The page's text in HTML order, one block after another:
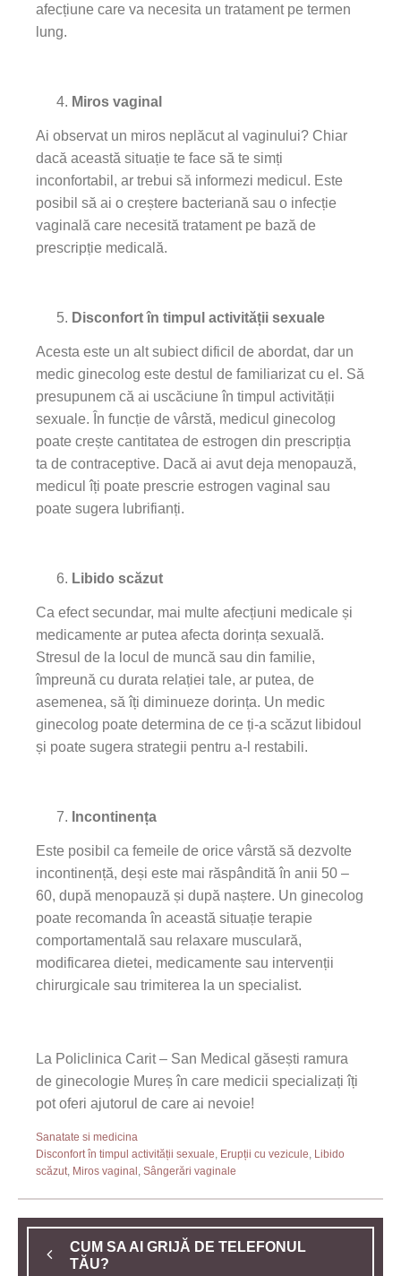
afecțiune care va necesita un tratament pe termen
lung.
Miros vaginal
Ai observat un miros neplăcut al vaginului? Chiar
dacă această situație te face să te simți
inconfortabil, ar trebui să informezi medicul. Este
posibil să ai o creștere bacteriană sau o infecție
vaginală care necesită tratament pe bază de
prescripție medicală.
Disconfort în timpul activității sexuale
Acesta este un alt subiect dificil de abordat, dar un
medic ginecolog este destul de familiarizat cu el. Să
presupunem că ai uscăciune în timpul activității
sexuale. În funcție de vârstă, medicul ginecolog
poate crește cantitatea de estrogen din prescripția
ta de contraceptive. Dacă ai avut deja menopauză,
medicul îți poate prescrie estrogen vaginal sau
poate sugera lubrifianți.
Libido scăzut
Ca efect secundar, mai multe afecțiuni medicale și
medicamente ar putea afecta dorința sexuală.
Stresul de la locul de muncă sau din familie,
împreună cu durata relației tale, ar putea, de
asemenea, să îți diminueze dorința. Un medic
ginecolog poate determina de ce ți-a scăzut libidoul
și poate sugera strategii pentru a-l restabili.
Incontinența
Este posibil ca femeile de orice vârstă să dezvolte
incontinență, deși este mai răspândită în anii 50 –
60, după menopauză și după naștere. Un ginecolog
poate recomanda în această situație terapie
comportamentală sau relaxare musculară,
modificarea dietei, medicamente sau intervenții
chirurgicale sau trimiterea la un specialist.
La Policlinica Carit – San Medical găsești ramura
de ginecologie Mureș în care medicii specializați îți
pot oferi ajutorul de care ai nevoie!
Sanatate si medicina
Disconfort în timpul activității sexuale, Erupții cu vezicule, Libido
scăzut, Miros vaginal , Sângerări vaginale
CUM SA AI GRIJĂ DE TELEFONUL
TĂU?